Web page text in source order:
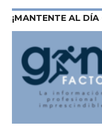
¡MANTENTE AL